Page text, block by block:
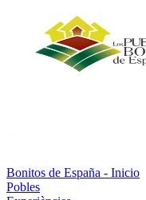
Bonitos de España - Inicio
Pobles